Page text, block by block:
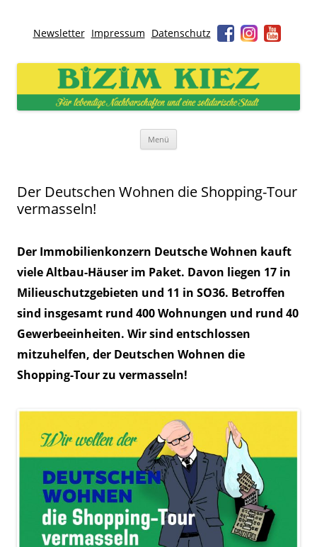
Newsletter Impressum Datenschutz
Bizim Kiez – Unser Kiez
Für lebendige Nachbarschaften und eine solidarische Stadt
Menü
Der Deutschen Wohnen die Shopping-Tour
vermasseln!
Der Immobilienkonzern Deutsche Wohnen kauft
viele Altbau-Häuser im Paket. Davon liegen 17 in
Milieuschutzgebieten und 11 in SO36. Betroffen
sind insgesamt rund 400 Wohnungen und rund 40
Gewerbeeinheiten. Wir sind entschlossen
mitzuhelfen, der Deutschen Wohnen die
Shopping-Tour zu vermasseln!